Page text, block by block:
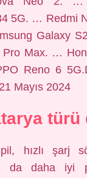
5G. … Redmi
Galaxy
Pro Max. …
Reno 6
Mayıs 2024
türü
hızlı şarj
da daha iyi